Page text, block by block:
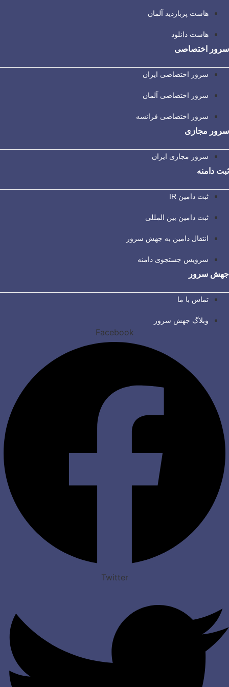
هاست پربازدید آلمان
هاست دانلود
سرور اختصاصی
سرور اختصاصی ایران
سرور اختصاصی آلمان
سرور اختصاصی فرانسه
سرور مجازی
سرور مجازی ایران
ثبت دامنه
ثبت دامین IR
ثبت دامین بین المللی
انتقال دامین به جهش سرور
سرویس جستجوی دامنه
جهش سرور
تماس با ما
وبلاگ جهش سرور
Facebook
Twitter